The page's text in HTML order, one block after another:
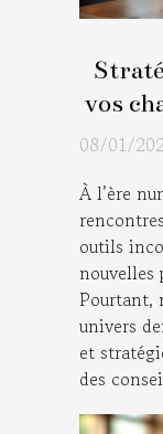
vos
08/01/
À l’ère
outils
nouvelles
Pourtant,
univers
et
des